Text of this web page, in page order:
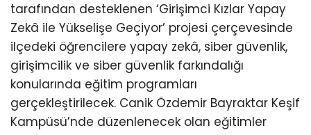
tarafından desteklenen ‘Girişimci Kızlar Yapay
Zekâ ile Yükselişe Geçiyor’ projesi çerçevesinde
ilçedeki öğrencilere yapay zekâ, siber güvenlik,
girişimcilik ve siber güvenlik farkındalığı
konularında eğitim programları
gerçekleştirilecek. Canik Özdemir Bayraktar Keşif
Kampüsü’nde düzenlenecek olan eğitimler